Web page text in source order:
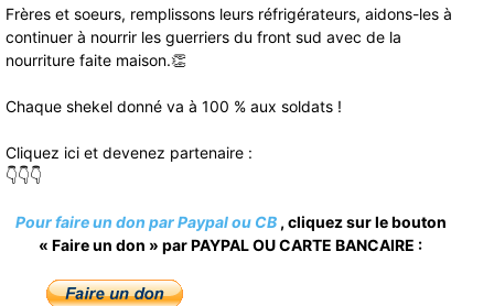
Frères et soeurs, remplissons leurs réfrigérateurs, aidons-les à
continuer à nourrir les guerriers du front sud avec de la
nourriture faite maison.👏
Chaque shekel donné va à 100 % aux soldats !
Cliquez ici et devenez partenaire :
👇👇👇
Pour faire un don par Paypal ou CB , cliquez sur le bouton
« Faire un don » par PAYPAL OU CARTE BANCAIRE :